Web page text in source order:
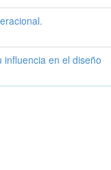
en el diseño